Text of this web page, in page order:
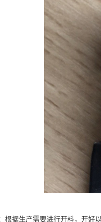
根据生产需要进行开料，开好